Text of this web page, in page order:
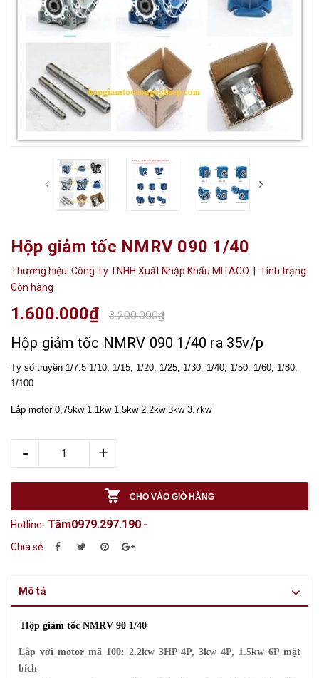
Hộp giảm tốc NMRV 090 1/40
Thương hiệu: Công Ty TNHH Xuất Nhập Khẩu MITACO
| Tình trạng:
Còn hàng
1.600.000₫ 3.200.000₫
Hộp giảm tốc NMRV 090 1/40 ra 35v/p
Tỷ số truyền 1/7.5 1/10, 1/15, 1/20, 1/25, 1/30, 1/40, 1/50, 1/60, 1/80,
1/100
Lắp motor 0,75kw 1.1kw 1.5kw 2.2kw 3kw 3.7kw
- +
CHO VÀO GIỎ HÀNG
Hotline: Tâm0979.297.190 -
Chia sẻ:
Mô tả
Hộp giảm tốc NMRV 90 1/40
Lắp với motor mã 100: 2.2kw 3HP 4P, 3kw 4P, 1.5kw 6P mặt
bích